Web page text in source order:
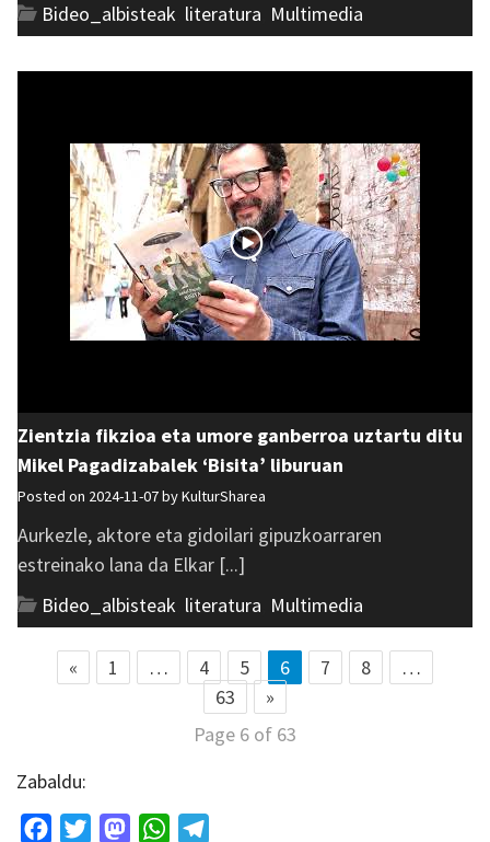
Bideo_albisteak literatura Multimedia
Zientzia fikzioa eta umore ganberroa uztartu ditu
Mikel Pagadizabalek ‘Bisita’ liburuan
Posted on 2024-11-07 byKulturSharea
Aurkezle, aktore eta gidoilari gipuzkoarraren
estreinako lana da Elkar [...]
Bideo_albisteak literatura Multimedia
« 1 … 4 5 6 7 8
…
63
»
Page 6 of 63
Zabaldu:
FacebookTwitterMastodonWhatsApp